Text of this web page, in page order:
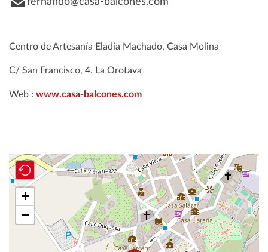
Centro de Artesanía Eladia Machado, Casa Molina
C/ San Francisco, 4. La Orotava
Web : www.casa-balcones.com
+
−